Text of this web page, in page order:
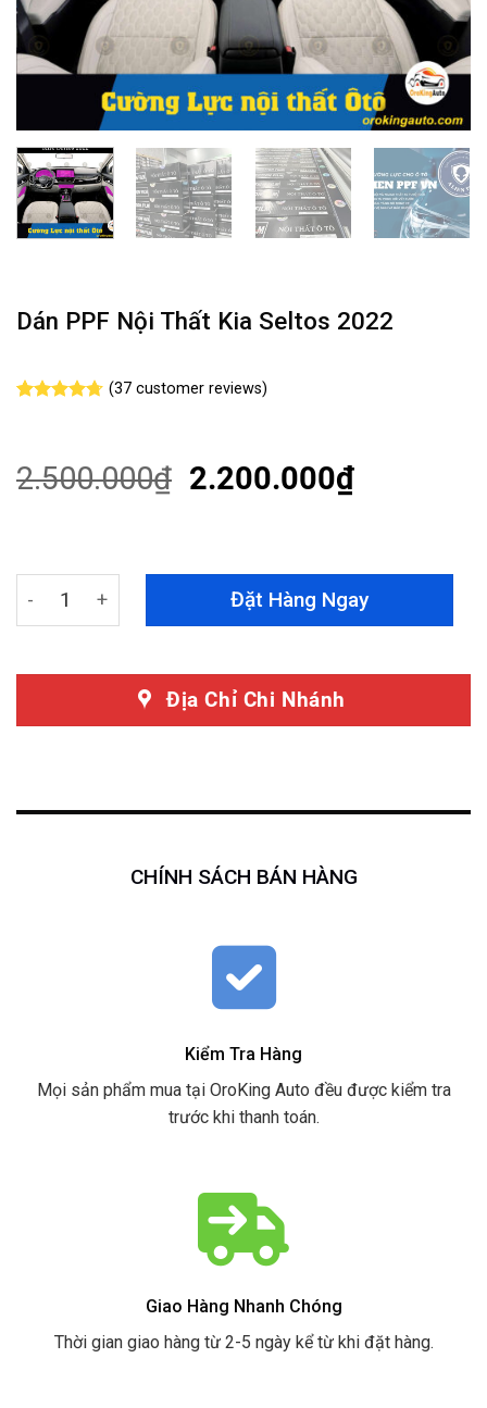
Dán PPF Nội Thất Kia Seltos 2022
customer
ratings
(37customer reviews)
2.500.000₫ 2.200.000₫
Dán PPF Nội Thất Kia Seltos 2022 quantity
Đặt Hàng Ngay
Địa Chỉ Chi Nhánh
CHÍNH SÁCH BÁN HÀNG
Kiểm Tra Hàng
Mọi sản phẩm mua tại OroKing Auto đều được kiểm tra
trước khi thanh toán.
Giao Hàng Nhanh Chóng
Thời gian giao hàng từ 2-5 ngày kể từ khi đặt hàng.